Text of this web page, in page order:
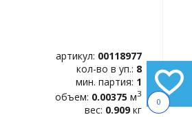
0
артикул: 00118977
кол-во в уп.: 8
мин. партия: 1
объем: 0.00375 м3
вес: 0.909кг